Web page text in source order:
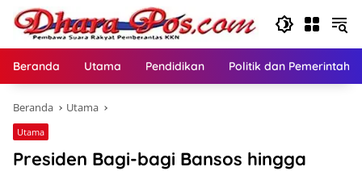
Langsung
konten
Beranda Utama Pendidikan Politik dan
Beranda Utama
Utama
Presiden Bagi-bagi Bansos hingga